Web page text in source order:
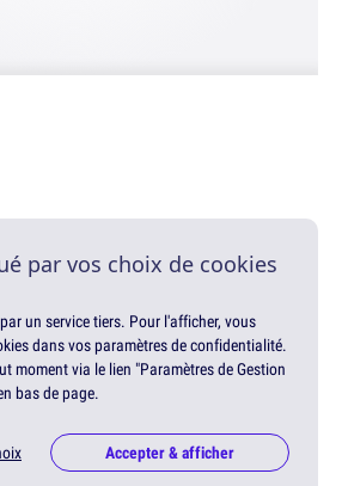
par vos choix de cookies
un service tiers. Pour l'afficher, vous
dans vos paramètres de confidentialité.
moment via le lien "Paramètres de Gestion
bas de page.
Accepter & afficher